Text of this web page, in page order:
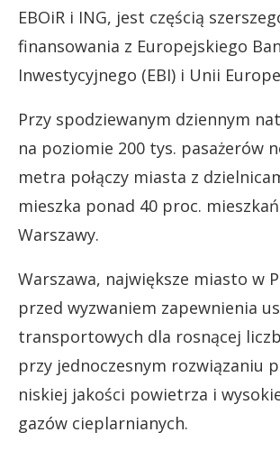
EBOiR i ING, jest częścią
finansowania z Europejskiego
Inwestycyjnego (EBI) i Unii
Przy spodziewanym dziennym
na poziomie 200 tys. pasażerów
metra połączy miasta z
mieszka ponad 40 proc.
Warszawy.
Warszawa, największe miasto w
przed wyzwaniem zapewnienia
transportowych dla rosnącej
przy jednoczesnym rozwiązaniu
niskiej jakości powietrza i
gazów cieplarnianych.